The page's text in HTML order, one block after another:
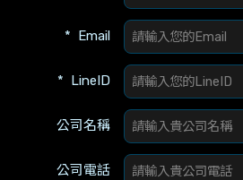
Email
LineID
公司名稱
公司電話